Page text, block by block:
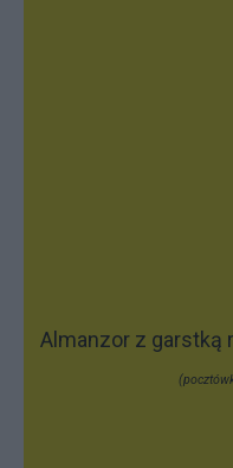
Almanzor z garstką